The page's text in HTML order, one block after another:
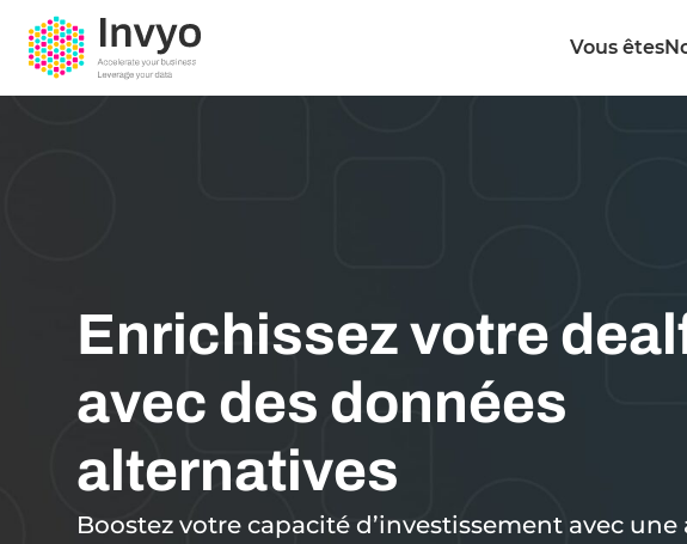
Vous êtes
Enrichissez votre
avec des données
alternatives
Boostez votre capacité d’investissement avec une